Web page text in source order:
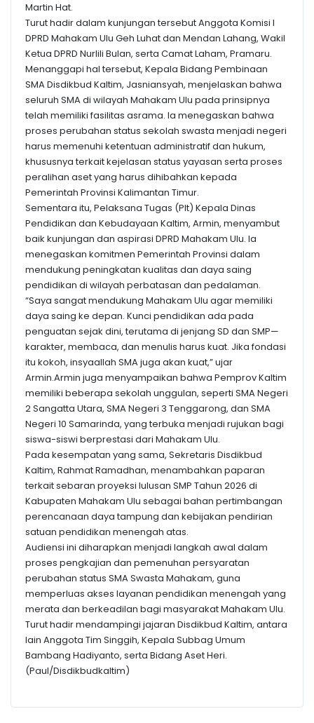
Martin Hat.
Turut hadir dalam kunjungan tersebut Anggota Komisi I
DPRD Mahakam Ulu Geh Luhat dan Mendan Lahang, Wakil
Ketua DPRD Nurlili Bulan, serta Camat Laham, Pramaru.
Menanggapi hal tersebut, Kepala Bidang Pembinaan
SMA Disdikbud Kaltim, Jasniansyah, menjelaskan bahwa
seluruh SMA di wilayah Mahakam Ulu pada prinsipnya
telah memiliki fasilitas asrama. Ia menegaskan bahwa
proses perubahan status sekolah swasta menjadi negeri
harus memenuhi ketentuan administratif dan hukum,
khususnya terkait kejelasan status yayasan serta proses
peralihan aset yang harus dihibahkan kepada
Pemerintah Provinsi Kalimantan Timur.
Sementara itu, Pelaksana Tugas (Plt) Kepala Dinas
Pendidikan dan Kebudayaan Kaltim, Armin, menyambut
baik kunjungan dan aspirasi DPRD Mahakam Ulu. Ia
menegaskan komitmen Pemerintah Provinsi dalam
mendukung peningkatan kualitas dan daya saing
pendidikan di wilayah perbatasan dan pedalaman.
“Saya sangat mendukung Mahakam Ulu agar memiliki
daya saing ke depan. Kunci pendidikan ada pada
penguatan sejak dini, terutama di jenjang SD dan SMP—
karakter, membaca, dan menulis harus kuat. Jika fondasi
itu kokoh, insyaallah SMA juga akan kuat,” ujar
Armin.Armin juga menyampaikan bahwa Pemprov Kaltim
memiliki beberapa sekolah unggulan, seperti SMA Negeri
2 Sangatta Utara, SMA Negeri 3 Tenggarong, dan SMA
Negeri 10 Samarinda, yang terbuka menjadi rujukan bagi
siswa-siswi berprestasi dari Mahakam Ulu.
Pada kesempatan yang sama, Sekretaris Disdikbud
Kaltim, Rahmat Ramadhan, menambahkan paparan
terkait sebaran proyeksi lulusan SMP Tahun 2026 di
Kabupaten Mahakam Ulu sebagai bahan pertimbangan
perencanaan daya tampung dan kebijakan pendirian
satuan pendidikan menengah atas.
Audiensi ini diharapkan menjadi langkah awal dalam
proses pengkajian dan pemenuhan persyaratan
perubahan status SMA Swasta Mahakam, guna
memperluas akses layanan pendidikan menengah yang
merata dan berkeadilan bagi masyarakat Mahakam Ulu.
Turut hadir mendampingi jajaran Disdikbud Kaltim, antara
lain Anggota Tim Singgih, Kepala Subbag Umum
Bambang Hadiyanto, serta Bidang Aset Heri.
(Paul/Disdikbudkaltim)